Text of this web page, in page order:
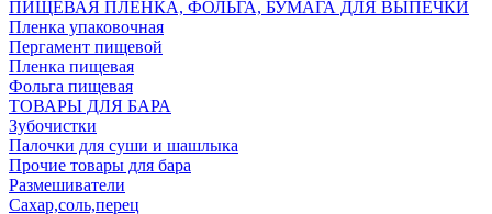
ПИЩЕВАЯ ПЛЕНКА, ФОЛЬГА, БУМАГА ДЛЯ ВЫПЕЧКИ
Пленка упаковочная
Пергамент пищевой
Пленка пищевая
Фольга пищевая
ТОВАРЫ ДЛЯ БАРА
Зубочистки
Палочки для суши и шашлыка
Прочие товары для бара
Размешиватели
Сахар,соль,перец